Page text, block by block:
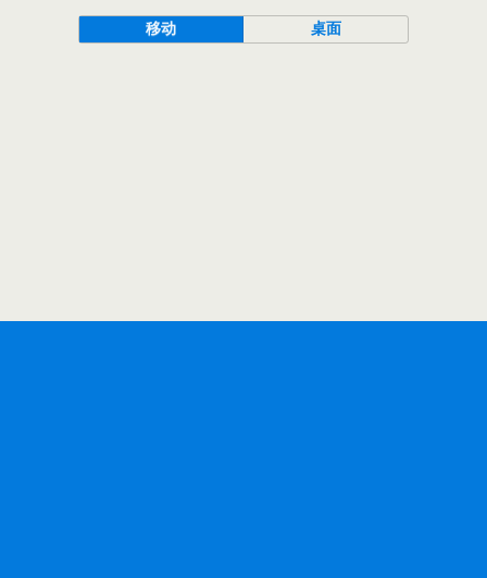
移动 桌面